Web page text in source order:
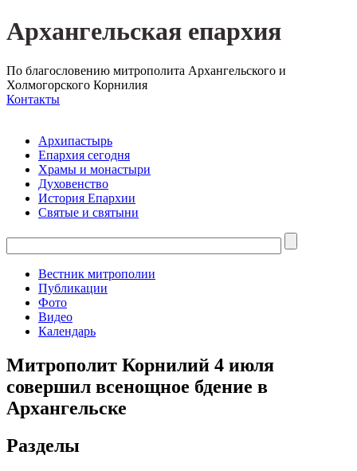
Архангельская епархия
По благословению митрополита Архангельского и
Холмогорского Корнилия
Контакты
Архипастырь
Епархия сегодня
Храмы и монастыри
Духовенство
История Епархии
Святые и святыни
Вестник митрополии
Публикации
Фото
Видео
Календарь
Митрополит Корнилий 4 июля
совершил всенощное бдение в
Архангельске
Разделы